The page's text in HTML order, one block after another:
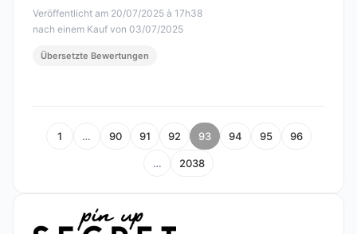
Veröffentlicht am 20/07/2025 à 17h38
nach einem Kauf von 03/07/2025
Übersetzte Bewertungen
1 … 90 91 92 93 94 95 96
… 2038